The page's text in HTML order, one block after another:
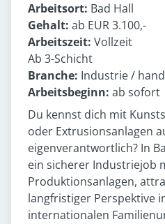
Arbeitsort: Bad Hall
Gehalt: ab EUR 3.100,-
Arbeitszeit: Vollzeit
Ab 3-Schicht
Branche: Industrie /
Arbeitsbeginn: ab sofort
Du kennst dich mit
oder Extrusionsanlagen
eigenverantwortlich? In
ein sicherer Industriejob
Produktionsanlagen,
langfristiger Perspektive
internationalen